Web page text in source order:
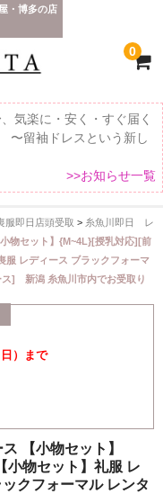
・博多の店
0
気楽に・安く・すぐ届く
〜留袖ドレスという新し
>>お知らせ一覧
服即日店頭受取 > 糸魚川即日 レ
物セット】{M~4L}[授乳対応][前
服 レディース ブラックフォーマ
] 新潟 糸魚川市内でお受取り
）まで
【小物セット】
小物セット】礼服 レ
クフォーマル レンタ